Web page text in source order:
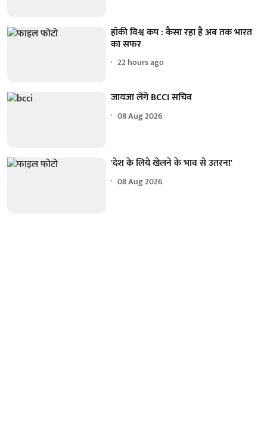
हॉकी विश्व कप : कैसा रहा है अब तक भारत
का सफर
22 hours ago
जायजा लेंगे BCCI सचिव
08 Aug 2026
'देश के लिये खेलने के भाव से उतरना'
08 Aug 2026